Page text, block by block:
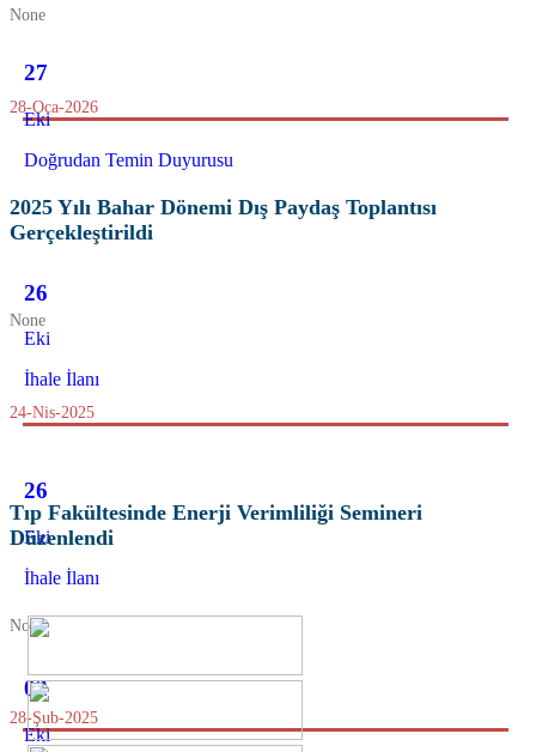
27
Eki
Doğrudan Temin Duyurusu
26
Eki
İhale İlanı
26
Eki
İhale İlanı
02
Eki
None
28-Oca-2026
2025 Yılı Bahar Dönemi Dış Paydaş Toplantısı
Gerçekleştirildi
None
24-Nis-2025
Tıp Fakültesinde Enerji Verimliliği Semineri
Düzenlendi
None
28-Şub-2025